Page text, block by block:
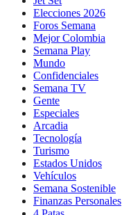
Elecciones 2026
Foros Semana
Mejor Colombia
Semana Play
Mundo
Confidenciales
Semana TV
Gente
Especiales
Arcadia
Tecnología
Turismo
Estados Unidos
Vehículos
Semana Sostenible
Finanzas Personales